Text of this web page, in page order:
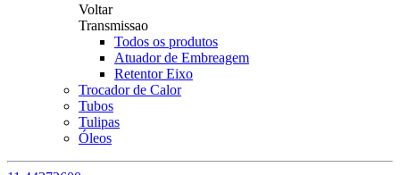
Voltar
Transmissao
Todos os produtos
Atuador de Embreagem
Retentor Eixo
Trocador de Calor
Tubos
Tulipas
Óleos